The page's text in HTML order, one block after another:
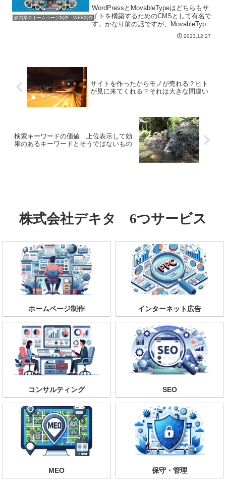
静岡県のホームページ制作・WEB制作
WordPressとMovableTypeはどちらもサ
イトを構築するためのCMSとして有名で
す。かなり前の話ですが、MovableType
はかなり人気のCMSであり、弊社でも利
用をしていました。ところがある時期か
2023.12.27
サイトを作ったからモノが売れる？ヒト
が見に来てくれる？それは大きな間違い
検索キーワードの価値 上位表示して効
果のあるキーワードとそうではないもの
株式会社デキタ 6つサービス
ホームページ制作 インターネット広告
コンサルティング SEO
MEO 保守・管理